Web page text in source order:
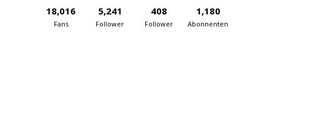
18,016
Fans
5,241
Follower
408
Follower
1,180
Abonnenten